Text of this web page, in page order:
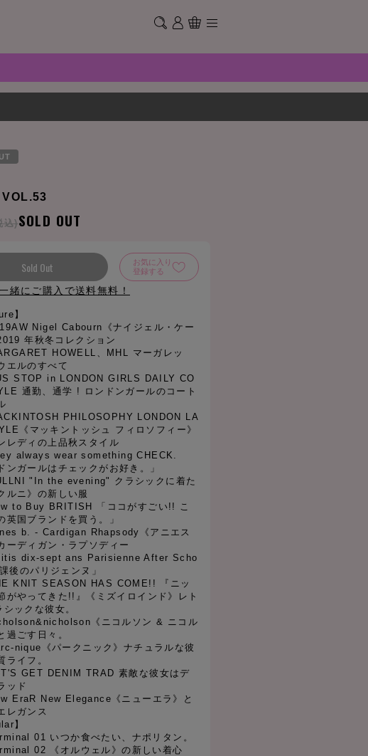
込)SOLD OUT
Sold Out
お気に入り
登録する
緒にご購入で送料無料！
】
Nigel Cabourn《ナイジェル・ケー
年秋冬コレクション
HOWELL、MHL マーガレッ
エルのすべて
STOP in LONDON GIRLS DAILY CO
通勤、通学 ! ロンドンガールのコート
PHILOSOPHY LONDON LA
《マッキントッシュ フィロソフィー》
レディの上品秋スタイル
always wear something CHECK.
ンガールはチェックがお好き。」
"In the evening" クラシックに着た
ルニ》の新しい服
to Buy BRITISH 「ココがすごい!! こ
英国ブランドを買う。」
b. - Cardigan Rhapsody《アニエス
ーディガン・ラプソディー
dix-sept ans Parisienne After Scho
後のパリジェンヌ」
KNIT SEASON HAS COME!! 『ニッ
がやってきた!!』《ミズイロインド》レト
シックな彼女。
《ニコルソン & ニコル
過ごす日々。
nique《パークニック》ナチュラルな彼
ライフ。
GET DENIM TRAD 素敵な彼女はデ
ッド
EraR New Elegance《ニューエラ》と
レガンス
】
01 いつか食べたい、ナポリタン。
02 《オルウェル》の新しい着心